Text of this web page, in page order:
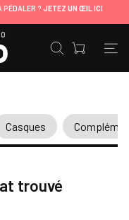
PÉDALER ? JETEZ UN ŒIL ICI
Casques
trouvé